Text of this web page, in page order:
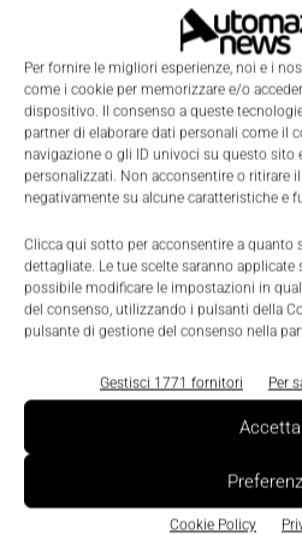
Per fornire le migliori esperienze, noi e i
come i cookie per memorizzare e/o
dispositivo. Il consenso a queste
partner di elaborare dati personali come il
navigazione o gli ID univoci su questo sito
personalizzati. Non acconsentire o ritirare
negativamente su alcune caratteristiche e
Clicca qui sotto per acconsentire a quanto
dettagliate. Le tue scelte saranno
possibile modificare le impostazioni in
del consenso, utilizzando i pulsanti della
pulsante di gestione del consenso nella
Gestisci 1771 fornitori Per
Accetta
Cookie Policy
LEGGI LA RIVISTA ⇢